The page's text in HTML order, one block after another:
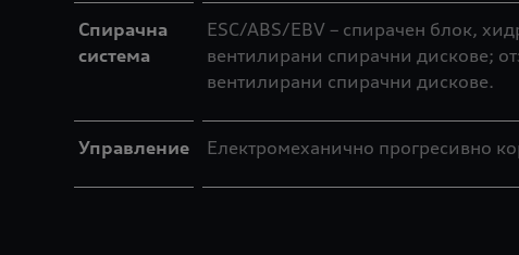
Спирачна
система
ESC/ABS/EBV – спирачен блок,
вентилирани спирачни дискове;
вентилирани спирачни дискове.
Управление Електромеханично прогресивно